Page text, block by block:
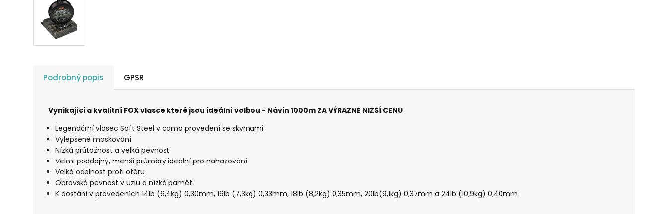
Podrobný popis GPSR
Vynikající a kvalitní FOX vlasce které jsou ideální volbou - Návin 1000m ZA VÝRAZNĚ NIŽŠÍ CENU
Legendární vlasec Soft Steel v camo provedení se skvrnami
Vylepšené maskování
Nízká průtažnost a velká pevnost
Velmi poddajný, menší průměry ideální pro nahazování
Velká odolnost proti otěru
Obrovská pevnost v uzlu a nízká paměť
K dostání v provedeních 14lb (6,4kg) 0,30mm, 16lb (7,3kg) 0,33mm, 18lb (8,2kg) 0,35mm, 20lb(9,1kg) 0,37mm a 24lb (10,9kg) 0,40mm